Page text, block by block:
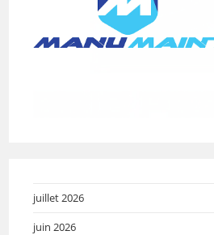
juillet 2026
juin 2026